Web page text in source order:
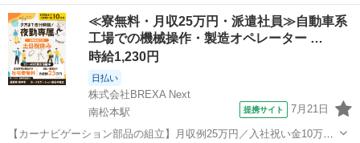
いため、お譲りいたします。 フレームもワンピースのキャラクターで
す。
長野 松本市 南松本駅 パズル
≪寮無料・月収25万円・派遣社員≫自動車系
工場での機械操作・製造オペレーター …
時給1,230円
日払い
株式会社BREXA Next
南松本駅
提携サイト 7月21日
【カーナビゲーション部品の組立】月収例25万円／入社祝い金10万